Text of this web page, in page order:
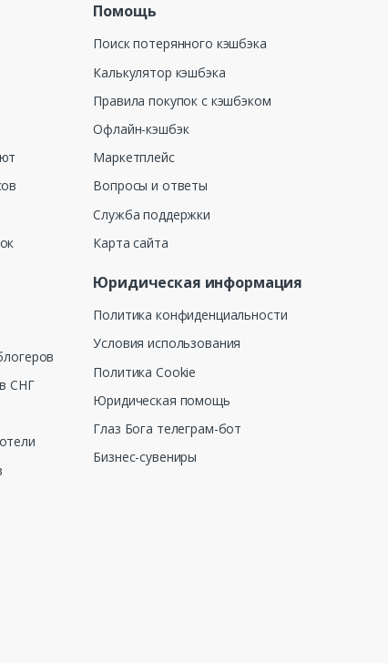
СНГ
Помощь
Поиск потерянного кэшбэка
Калькулятор кэшбэка
Правила покупок с кэшбэком
Офлайн-кэшбэк
Маркетплейс
Вопросы и ответы
Служба поддержки
Карта сайта
Юридическая информация
Политика конфиденциальности
Условия использования
Политика Cookie
Юридическая помощь
Глаз Бога телеграм-бот
Бизнес-сувениры